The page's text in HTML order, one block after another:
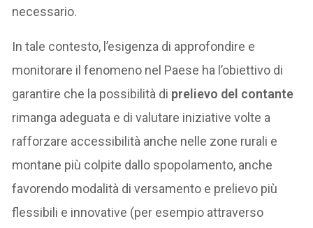
necessario.
In tale contesto, l’esigenza di approfondire e
monitorare il fenomeno nel Paese ha l’obiettivo di
garantire che la possibilità di prelievo del contante
rimanga adeguata e di valutare iniziative volte a
rafforzare accessibilità anche nelle zone rurali e
montane più colpite dallo spopolamento, anche
favorendo modalità di versamento e prelievo più
flessibili e innovative (per esempio attraverso